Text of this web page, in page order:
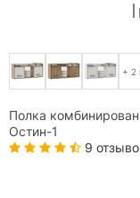
+ 2
Полка
Остин-1
9